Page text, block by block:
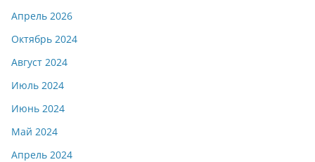
Апрель 2026
Октябрь 2024
Август 2024
Июль 2024
Июнь 2024
Май 2024
Апрель 2024